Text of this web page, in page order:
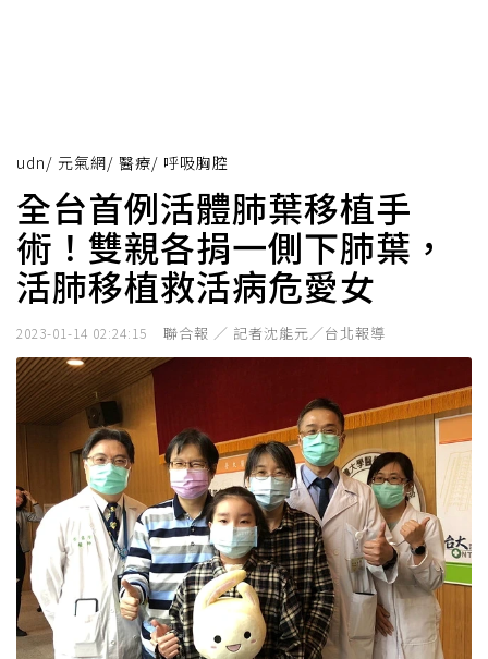
udn/ 元氣網/ 醫療/ 呼吸胸腔
全台首例活體肺葉移植手
術！雙親各捐一側下肺葉，
活肺移植救活病危愛女
2023-01-14 02:24:15 聯合報 ／ 記者沈能元／台北報導